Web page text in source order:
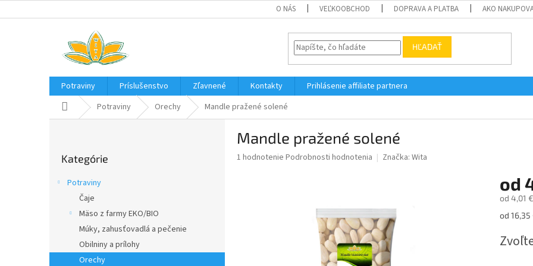
na
O NÁS VEĽKOOBCHOD DOPRAVA A PLATBA AKO
HĽADAŤ
Potraviny Príslušenstvo Zľavnené Kontakty
Prihlásenie affiliate partnera
DomovPotraviny Orechy Mandle pražené solené
kategórie
Kategórie
Potraviny
Čaje
Mäso z farmy EKO/BIO
Múky, zahusťovadlá a pečenie
Obilniny a prílohy
Orechy
Mandle pražené solené
Priemerné
1 hodnotenie Podrobnosti hodnotenia Značka: Wita
od
od 4,01 €
od